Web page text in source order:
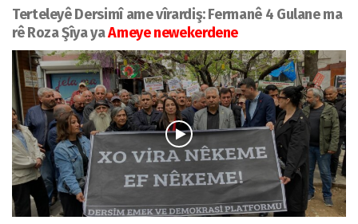
Terteleyê Dersimî ame vîrardiş: Fermanê 4 Gulane ma
rê Roza Şîya yaAmeye newekerdene